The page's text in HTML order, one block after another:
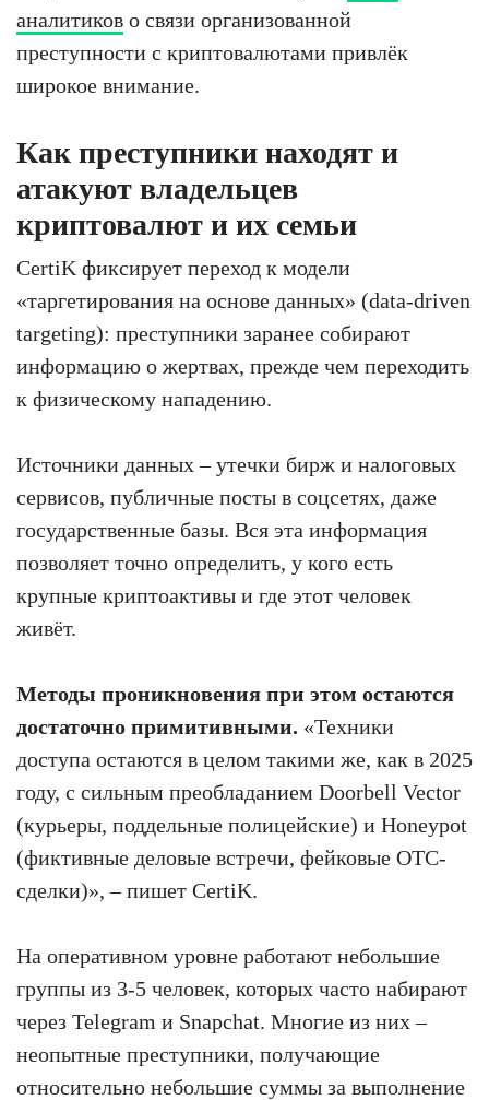
аналитиков о связи организованной
преступности с криптовалютами привлёк
широкое внимание.
Как преступники находят и
атакуют владельцев
криптовалют и их семьи
CertiK фиксирует переход к модели
«таргетирования на основе данных» (data-driven
targeting): преступники заранее собирают
информацию о жертвах, прежде чем переходить
к физическому нападению.
Источники данных – утечки бирж и налоговых
сервисов, публичные посты в соцсетях, даже
государственные базы. Вся эта информация
позволяет точно определить, у кого есть
крупные криптоактивы и где этот человек
живёт.
Методы проникновения при этом остаются
достаточно примитивными. «Техники
доступа остаются в целом такими же, как в 2025
году, с сильным преобладанием Doorbell Vector
(курьеры, поддельные полицейские) и Honeypot
(фиктивные деловые встречи, фейковые OTC-
сделки)», – пишет CertiK.
На оперативном уровне работают небольшие
группы из 3-5 человек, которых часто набирают
через Telegram и Snapchat. Многие из них –
неопытные преступники, получающие
относительно небольшие суммы за выполнение